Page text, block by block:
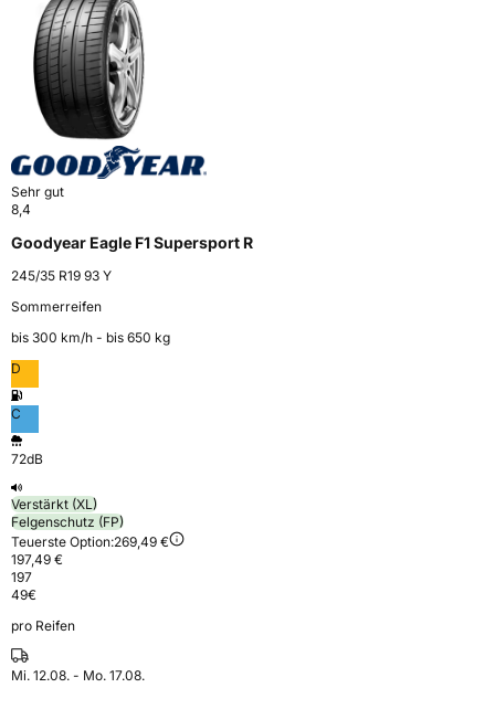
Sehr gut
8,4
Goodyear Eagle F1 Supersport R
245/35 R19 93 Y
Sommerreifen
bis 300 km⁠/⁠h - bis 650 kg
D
C
72dB
Verstärkt (XL)
Felgenschutz (FP)
Teuerste Option:269,49 €
197,49 €
197
49€
pro Reifen
Mi. 12.08. - Mo. 17.08.